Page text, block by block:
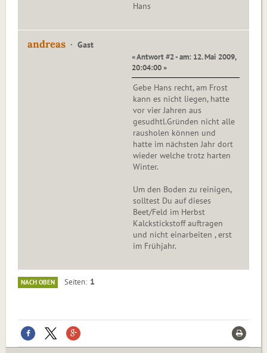
Hans
andreas Gast
« Antwort #2 - am: 12. Mai 2009,
20:04:00 »
Gebe Hans recht, am Frost
kann es nicht liegen, hatte
vor vier Jahren aus
gesudhtl.Gründen nicht alle
rausholen können und
hatte im nächsten Jahr dort
wieder welche trotz harten
Winter.
Um den Boden zu reinigen,
solltest Du auf dieses
Beet/Feld im Herbst
Kalckstickstoff auftragen
und nicht einarbeiten , erst
im Frühjahr.
NACH OBEN Seiten 1